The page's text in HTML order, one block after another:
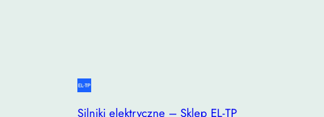
Silniki elektryczne – Sklep EL-TP